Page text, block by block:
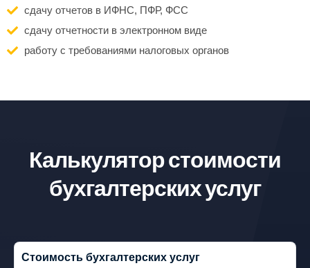
сдачу отчетов в ИФНС, ПФР, ФСС
сдачу отчетности в электронном виде
работу с требованиями налоговых органов
Калькулятор стоимости
бухгалтерских услуг
Стоимость бухгалтерских услуг